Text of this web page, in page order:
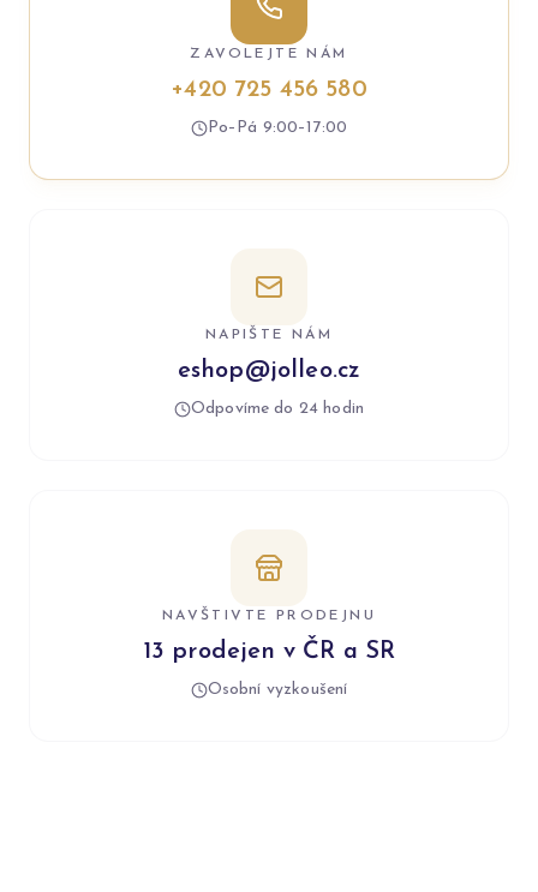
ZAVOLEJTE NÁM
+420 725 456 580
Po–Pá 9:00–17:00
NAPIŠTE NÁM
eshop@jolleo.cz
Odpovíme do 24 hodin
NAVŠTIVTE PRODEJNU
13 prodejen v ČR a SR
Osobní vyzkoušení